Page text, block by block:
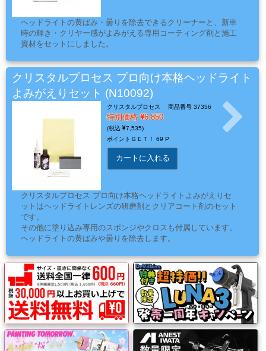
レ
ッ
サ
パ
ン
ド・
バ
フ・
カ
ヘッドライトの黄ばみ・曇りを除去できるクリーナーと、新車
時の輝き・クリヤー感がよみがえる専用コーティング剤と施工
資材をセットにしました。
クリスタルプロセス プロ向け本格ヘッドライト
よみがえりセット (N10092)
クリスタルプロセス 商品番号 37356
特別価格 6,850
7,535
ポイントＧＥＴ！ 69 P
カートに入れる
クリスタルプロセス プロ向け本格ヘッドライトよみがえりセ
ットはヘッドライトレンズの研磨剤とクリアコート剤のセット
です。
その他に塗り込み専用のスポンジやクロスも付属しています。
ヘッドライトの黄ばみや曇りを除去します。